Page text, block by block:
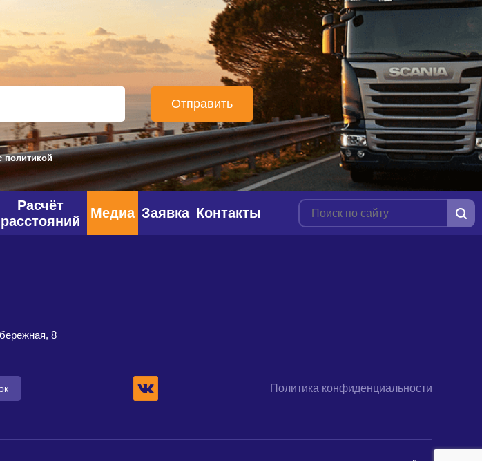
политикой
Расчёт
расстояний
Медиа Заявка Контакты
8
Политика конфиденциальности